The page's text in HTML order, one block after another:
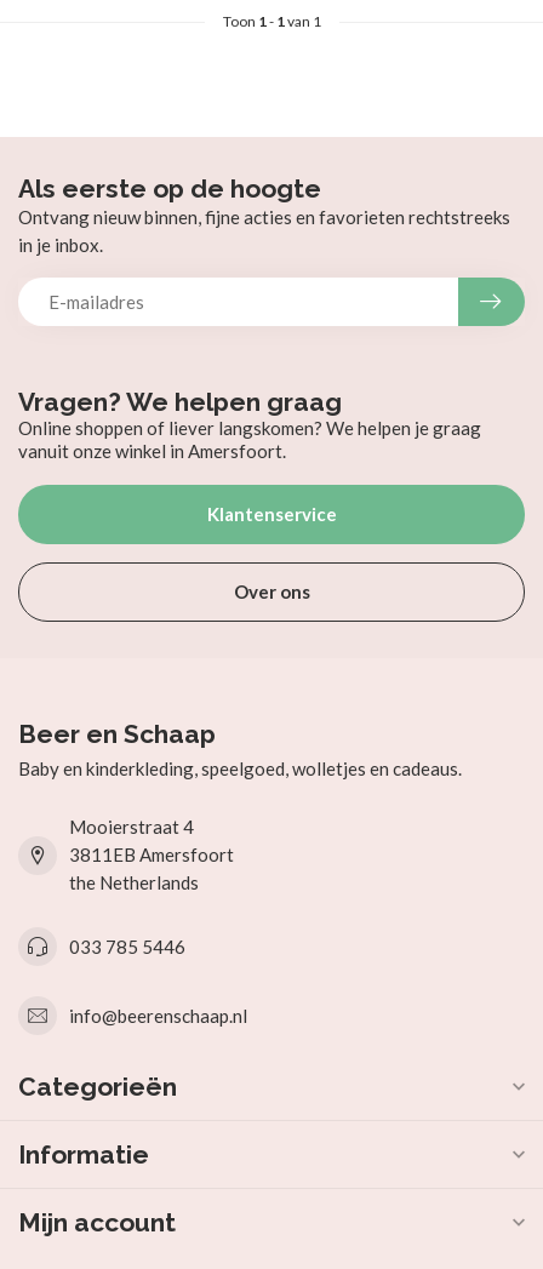
Toon 1- 1van 1
Vragen? We helpen graag
Online shoppen of liever langskomen? We helpen je graag
vanuit onze winkel in Amersfoort.
Klantenservice
Over ons
Als eerste op de hoogte
Ontvang nieuw binnen, fijne acties en favorieten rechtstreeks
in je inbox.
Beer en Schaap
Baby en kinderkleding, speelgoed, wolletjes en cadeaus.
Mooierstraat 4
3811EB Amersfoort
the Netherlands
033 785 5446
info@beerenschaap.nl
Categorieën
Informatie
Mijn account